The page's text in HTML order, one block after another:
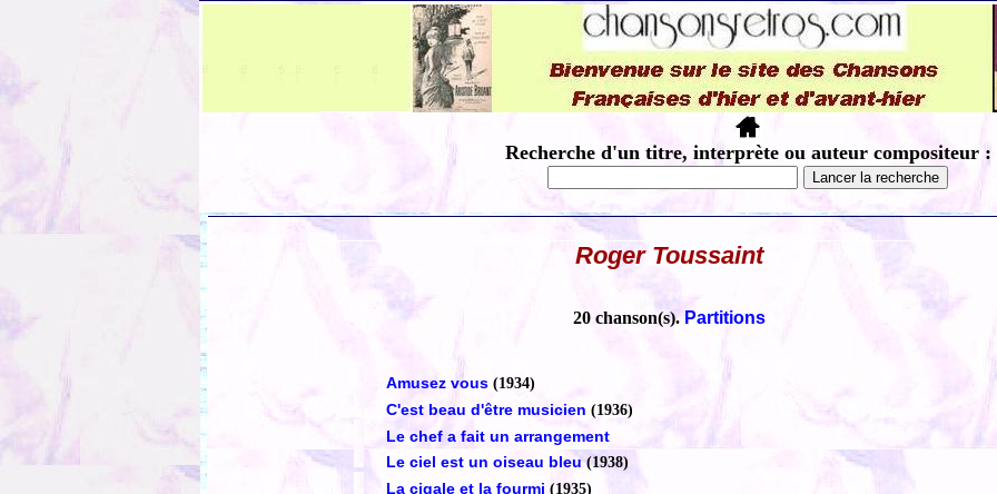
Recherche d'un titre, interprète ou auteur compositeur :
Roger Toussaint
20 chanson(s). Partitions
Amusez vous (1934)
C'est beau d'être musicien (1936)
Le chef a fait un arrangement
Le ciel est un oiseau bleu (1938)
La cigale et la fourmi (1935)